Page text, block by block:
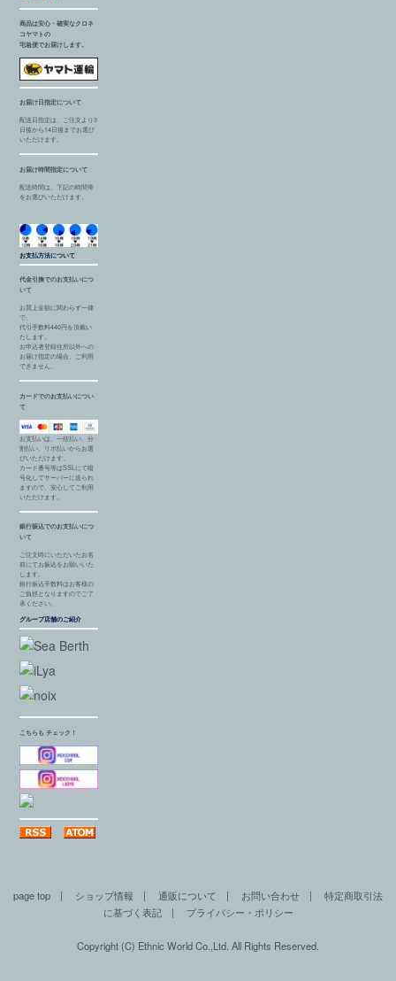
商品は安心・確実なクロネ
コヤマトの
宅急便でお届けします。
お届け日指定について
配送日指定は、ご注文より3
日後から14日後までお選び
いただけます。
お届け時間指定について
配送時間は、下記の時間帯
をお選びいただけます。
お支払方法について
代金引換でのお支払いにつ
いて
お買上金額に関わらず一律
で、
代引手数料440円を頂戴い
たします。
お申込者登録住所以外への
お届け指定の場合、ご利用
できません。
カードでのお支払いについ
て
お支払いは、一括払い、分
割払い、リボ払いからお選
びいただけます。
カード番号等はSSLにて暗
号化してサーバーに送られ
ますので、安心してご利用
いただけます。
銀行振込でのお支払いにつ
いて
ご注文時にいただいたお名
前にてお振込をお願いいた
します。
銀行振込手数料はお客様の
ご負担となりますのでご了
承ください。
グループ店舗のご紹介
こちらも チェック！
page top | ショップ情報 | 通販について | お問い合わせ | 特定商取引法
に基づく表記| プライバシー・ポリシー
Copyright (C) Ethnic World Co.,Ltd. All Rights Reserved.